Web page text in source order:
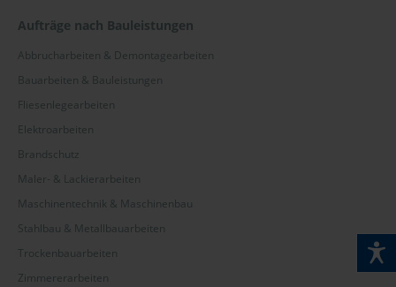
Aufträge nach Bauleistungen
Abbrucharbeiten & Demontagearbeiten
Bauarbeiten & Bauleistungen
Fliesenlegearbeiten
Elektroarbeiten
Brandschutz
Maler- & Lackierarbeiten
Maschinentechnik & Maschinenbau
Stahlbau & Metallbauarbeiten
Trockenbauarbeiten
Zimmererarbeiten